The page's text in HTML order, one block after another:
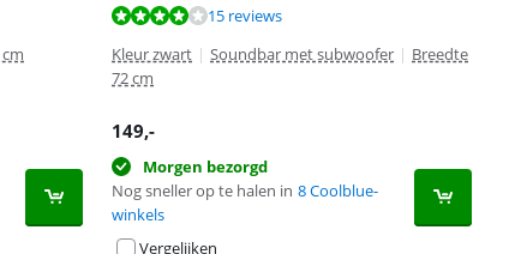
15 reviews
Kleur zwart | Soundbar met subwoofer | Breedte
72 cm
149,-
Morgen bezorgd
Nog sneller op te halen in 8 Coolblue-
winkels
Vergelijken